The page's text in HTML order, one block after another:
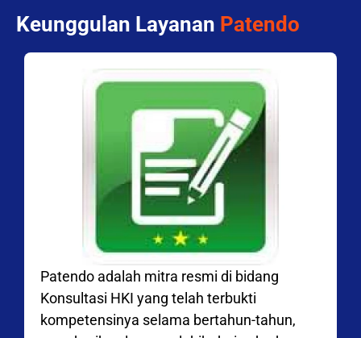
Keunggulan Layanan Patendo
Patendo adalah mitra resmi di bidang
Konsultasi HKI yang telah terbukti
kompetensinya selama bertahun-tahun,